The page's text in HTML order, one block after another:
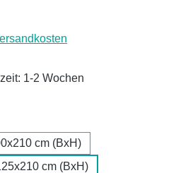
1-2 Wochen
cm (BxH)
cm (BxH)